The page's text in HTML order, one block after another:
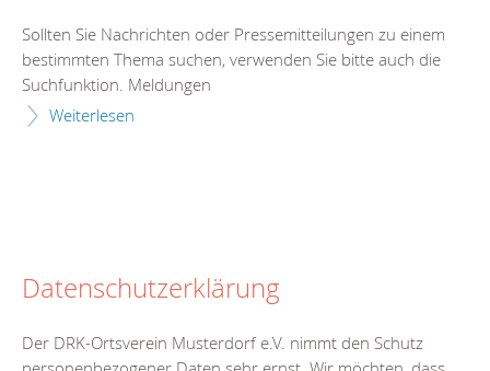
Sollten Sie Nachrichten oder Pressemitteilungen zu einem
bestimmten Thema suchen, verwenden Sie bitte auch die
Suchfunktion. Meldungen
Weiterlesen
Datenschutzerklärung
Der DRK-Ortsverein Musterdorf e.V. nimmt den Schutz